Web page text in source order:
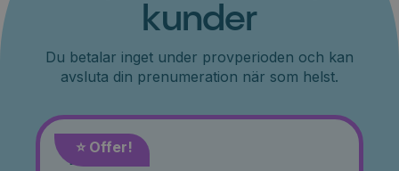
kunder
Du betalar inget under provperioden och kan
avsluta din prenumeration när som helst.
⭐️ Offer!
Månad